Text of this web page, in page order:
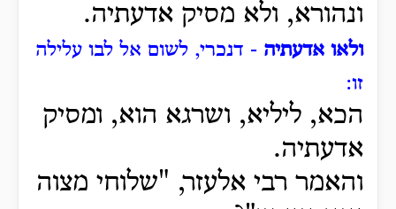
ונהורא, ולא מסיק אדעתיה.
ולאו אדעתיה - דנכרי, לשום אל לבו עלילה
זו:
הכא, ליליא, ושרגא הוא, ומסיק
אדעתיה.
והאמר רבי אלעזר, "שלוחי מצוה